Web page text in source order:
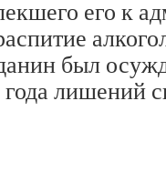
его к
был
лишений